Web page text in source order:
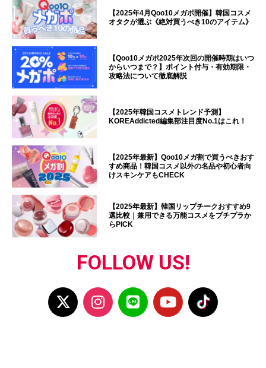
【2025年4月Qoo10メガポ開催】韓国コスメ
オタクが選ぶ《絶対買うべき10のアイテム》
【Qoo10メガポ2025年次回の開催時期はいつ
からいつまで？】ポイント付与・有効期限・
攻略法について徹底解説
【2025年韓国コスメトレンド予測】
KOREAddicted編集部注目度No.1はこれ！
【2025年最新】Qoo10メガ割で買うべきおす
すめ商品！韓国コスメ以外の名品や初心者向
けスキンケアもCHECK
【2025年最新】韓国リップチークおすすめ9
選比較｜兼用できる万能コスメをプチプラか
らPICK
FOLLOW US!